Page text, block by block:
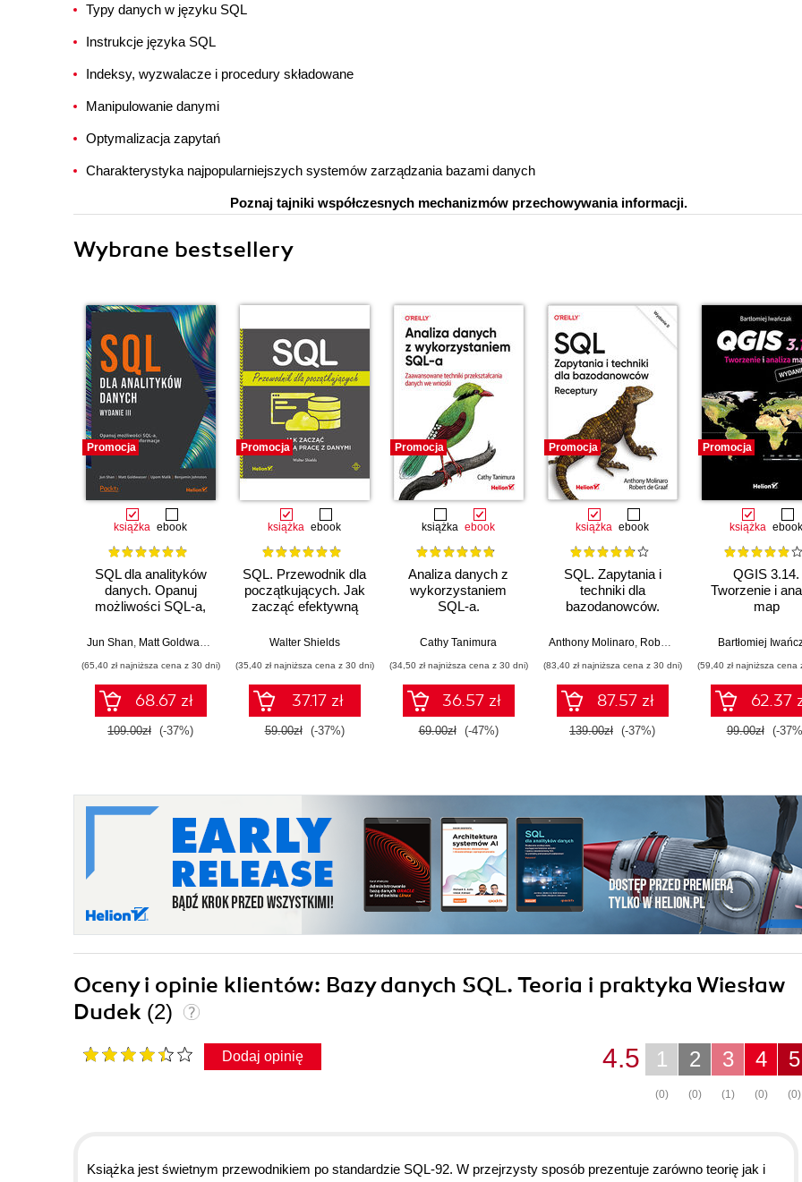
Typy danych w języku SQL
Instrukcje języka SQL
Indeksy, wyzwalacze i procedury składowane
Manipulowanie danymi
Optymalizacja zapytań
Charakterystyka najpopularniejszych systemów zarządzania bazami danych
Poznaj tajniki współczesnych mechanizmów przechowywania informacji.
Wybrane bestsellery
Promocja
książka ebook
SQL dla analityków
danych. Opanuj
możliwości SQL-a,
informacje z danych.
Jun Shan, Matt Goldwasser Upom Malik, Benjamin Johnston
(65,40 zł najniższa cena z 30 dni)
68.67 zł
109.00zł (-37%)
Promocja
książka ebook
SQL. Przewodnik dla
początkujących. Jak
zacząć efektywną
Walter Shields
(35,40 zł najniższa cena z 30 dni)
37.17 zł
59.00zł (-37%)
Promocja
książka ebook
Analiza danych z
wykorzystaniem
SQL-a.
techniki
danych we wnioski
Cathy Tanimura
(34,50 zł najniższa cena z 30 dni)
36.57 zł
69.00zł (-47%)
Promocja
książka ebook
SQL. Zapytania i
techniki dla
bazodanowców.
II
Anthony Molinaro, Robert de Graaf
(83,40 zł najniższa cena z 30 dni)
87.57 zł
139.00zł (-37%)
Promocja
książka ebook
QGIS 3.14.
Tworzenie i
map
Bartłomiej
(59,40 zł najniższa cena
62.37
99.00zł (-
Oceny i opinie klientów: Bazy danych SQL. Teoria i praktyka Wiesław
Dudek (2)
Dodaj opinię 5
(0)
4
(0)
3
(1)
2
(0)
1
(0)
4.5
Książka jest świetnym przewodnikiem po standardzie SQL-92. W przejrzysty sposób prezentuje zarówno teorię jak i